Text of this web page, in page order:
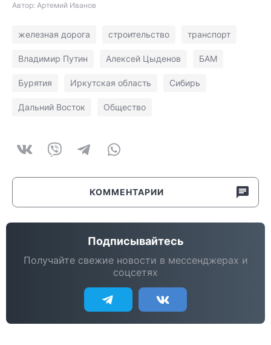
Автор: Артемий Иванов
железная дорога строительство транспорт
Владимир Путин Алексей Цыденов БАМ
Бурятия Иркутская область Сибирь
Дальний Восток Общество
КОММЕНТАРИИ
Подписывайтесь
Получайте свежие новости в мессенджерах и
соцсетях